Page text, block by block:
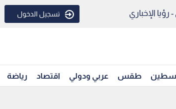
الإخباري تسجيل الدخول
طقس عربي ودولي اقتصاد رياضة